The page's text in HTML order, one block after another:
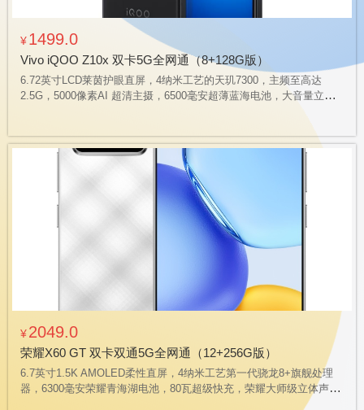
¥1499.0
Vivo iQOO Z10x 双卡5G全网通（8+128G版）
6.72英寸LCD莱茵护眼直屏，4纳米工艺的天玑7300，主频至高达
2.5G，5000像素AI 超清主摄，6500毫安超薄蓝海电池，大音量立体
¥2049.0
荣耀X60 GT 双卡双通5G全网通（12+256G版）
6.7英寸1.5K AMOLED柔性直屏，4纳米工艺第一代骁龙8+旗舰处理
器，6300毫安荣耀青海湖电池，80瓦超级快充，荣耀大师级立体声双
扬声器，支持X轴线性马达，支持NFC，支持万能红外遥控，SGS五